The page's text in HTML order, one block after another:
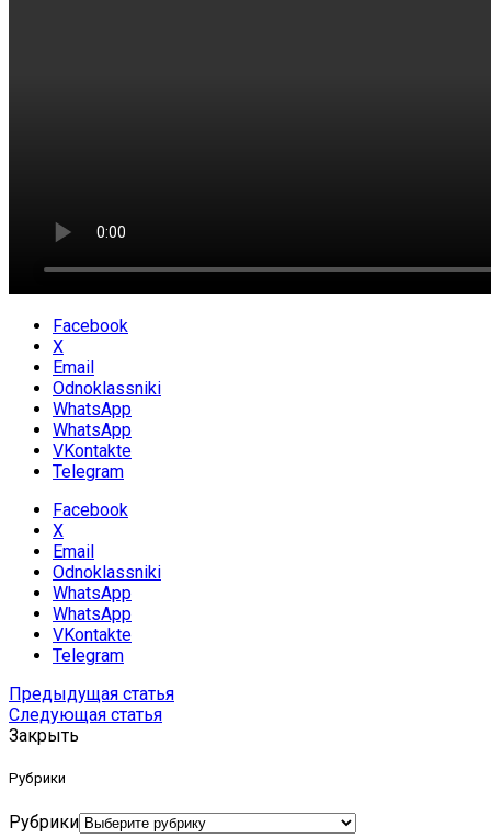
Facebook
X
Email
Odnoklassniki
WhatsApp
WhatsApp
VKontakte
Telegram
Facebook
X
Email
Odnoklassniki
WhatsApp
WhatsApp
VKontakte
Telegram
Предыдущая статья
Следующая статья
Закрыть
Рубрики
Рубрики